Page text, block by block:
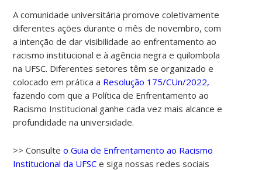
A comunidade universitária promove coletivamente
diferentes ações durante o mês de novembro, com
a intenção de dar visibilidade ao enfrentamento ao
racismo institucional e à agência negra e quilombola
na UFSC. Diferentes setores têm se organizado e
colocado em prática a Resolução 175/CUn/2022,
fazendo com que a Política de Enfrentamento ao
Racismo Institucional ganhe cada vez mais alcance e
profundidade na universidade.
>> Consulteo Guia de Enfrentamento ao Racismo
Institucional da UFSC e siga nossas redes sociais